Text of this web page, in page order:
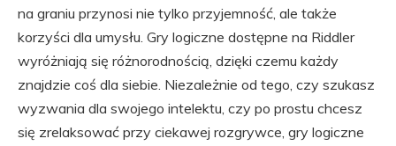
na graniu przynosi nie tylko przyjemność, ale także
korzyści dla umysłu. Gry logiczne dostępne na Riddler
wyróżniają się różnorodnością, dzięki czemu każdy
znajdzie coś dla siebie. Niezależnie od tego, czy szukasz
wyzwania dla swojego intelektu, czy po prostu chcesz
się zrelaksować przy ciekawej rozgrywce, gry logiczne